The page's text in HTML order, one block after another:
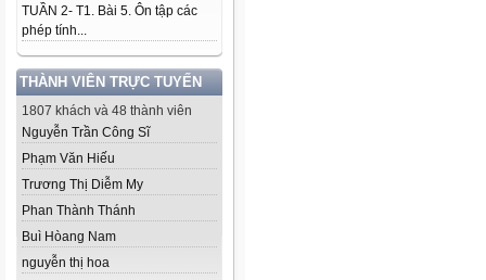
TUẦN 2- T1. Bài 5. Ôn tập các
phép tính...
THÀNH VIÊN TRỰC TUYẾN
1807 khách và 48 thành viên
Nguyễn Trần Công Sĩ
Phạm Văn Hiếu
Trương Thị Diễm My
Phan Thành Thánh
Buì Hòang Nam
nguyễn thị hoa